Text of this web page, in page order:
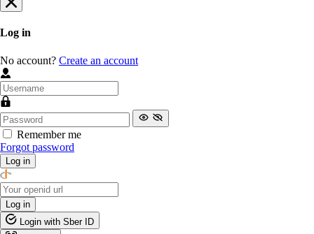
Log in
No account? Create an account
Remember me
Forgot password
Log in
Log in
Login with Sber ID